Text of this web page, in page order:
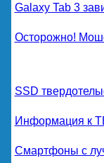
Galaxy Tab 3
Осторожно!
SSD
Информация к
Смартфоны с